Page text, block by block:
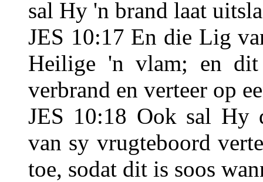
sal Hy 'n brand laat
JES 10:17 En die Lig
Heilige 'n vlam; en
verbrand en verteer op
JES 10:18 Ook sal Hy
van sy vrugteboord
toe, sodat dit is soos